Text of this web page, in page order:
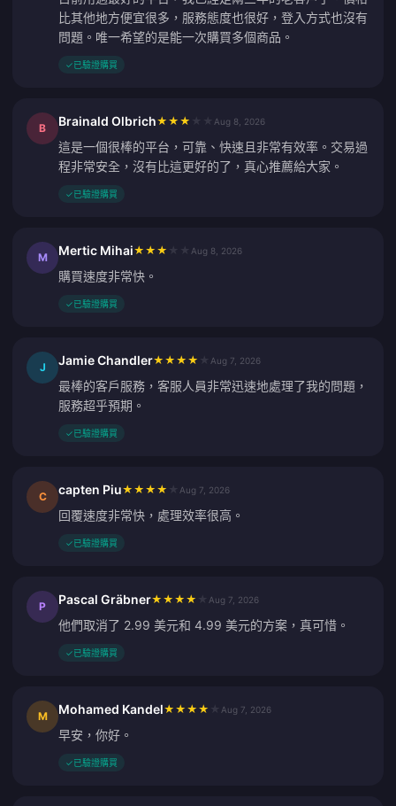
比其他地方便宜很多，服務態度也很好，登入方式也沒有
問題。唯一希望的是能一次購買多個商品。
✓已驗證購買
B Brainald Olbrich★ ★ ★ Aug 8, 2026
這是一個很棒的平台，可靠、快速且非常有效率。交易過
程非常安全，沒有比這更好的了，真心推薦給大家。
✓已驗證購買
M Mertic Mihai★ ★ ★ Aug 8, 2026
購買速度非常快。
✓已驗證購買
J Jamie Chandler★ ★ ★ ★ Aug 7, 2026
最棒的客戶服務，客服人員非常迅速地處理了我的問題，
服務超乎預期。
✓已驗證購買
C capten Piu★ ★ ★ ★ Aug 7, 2026
回覆速度非常快，處理效率很高。
✓已驗證購買
P Pascal Gräbner★ ★ ★ ★ Aug 7, 2026
他們取消了 2.99 美元和 4.99 美元的方案，真可惜。
✓已驗證購買
M Mohamed Kandel★ ★ ★ ★ Aug 7, 2026
早安，你好。
✓已驗證購買